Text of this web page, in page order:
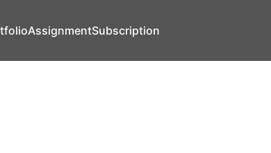
AssignmentSubscription